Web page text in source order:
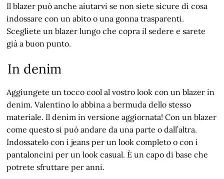
Il blazer può anche aiutarvi se non siete sicure di cosa
indossare con un abito o una gonna trasparenti.
Scegliete un blazer lungo che copra il sedere e sarete
già a buon punto.
In denim
Aggiungete un tocco cool al vostro look con un blazer in
denim. Valentino lo abbina a bermuda dello stesso
materiale. Il denim in versione aggiornata! Con un blazer
come questo si può andare da una parte o dall’altra.
Indossatelo con i jeans per un look completo o con i
pantaloncini per un look casual. È un capo di base che
potrete sfruttare per anni.